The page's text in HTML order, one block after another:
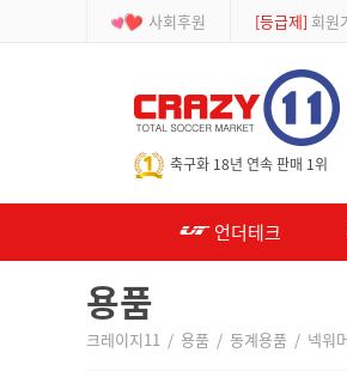
사회후원 [등급제] 회원
축구화 18년 연속 판매 1위
언더테크
용품
크레이지11 / 용품 / 동계용품 / 넥워